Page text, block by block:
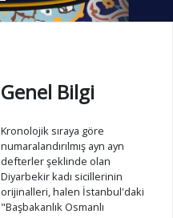
Genel Bilgi
Kronolojik sıraya göre
numaralandırılmış ayn ayn
defterler şeklinde olan
Diyarbekir kadı sicillerinin
orijinalleri, halen İstanbul'daki
"Başbakanlık Osmanlı